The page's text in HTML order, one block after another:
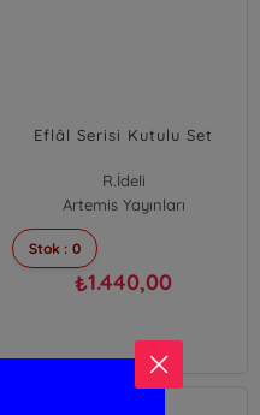
Eflâl Serisi Kutulu Set
R.İdeli
Artemis Yayınları
Stok : 0
₺1.440,00